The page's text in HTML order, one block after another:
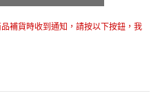
補貨時收到通知，請按以下按鈕，我